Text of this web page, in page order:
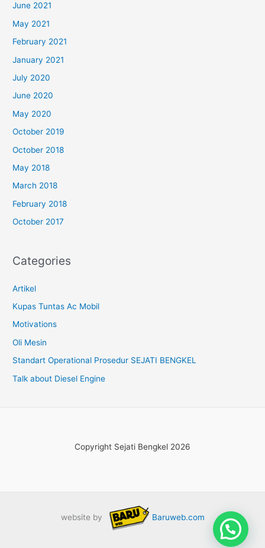
June 2021
May 2021
February 2021
January 2021
July 2020
June 2020
May 2020
October 2019
October 2018
May 2018
March 2018
February 2018
October 2017
Categories
Artikel
Kupas Tuntas Ac Mobil
Motivations
Oli Mesin
Standart Operational Prosedur SEJATI BENGKEL
Talk about Diesel Engine
Copyright Sejati Bengkel 2026
website by Baruweb.com